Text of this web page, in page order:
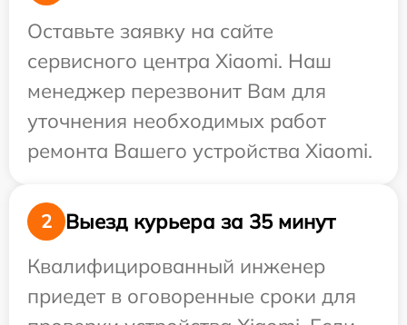
Оставьте заявку на сайте
сервисного центра Xiaomi. Наш
менеджер перезвонит Вам для
уточнения необходимых работ
ремонта Вашего устройства Xiaomi.
2
Выезд курьера за 35 минут
Квалифицированный инженер
приедет в оговоренные сроки для